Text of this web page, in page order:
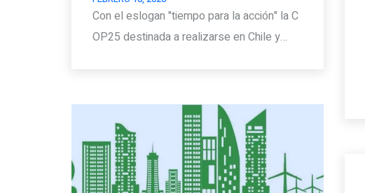
Con el eslogan "tiempo para la acción" la C
OP25 destinada a realizarse en Chile y…